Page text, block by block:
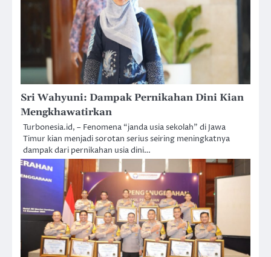
Sri Wahyuni: Dampak Pernikahan Dini Kian
Mengkhawatirkan
Turbonesia.id, – Fenomena “janda usia sekolah” di Jawa
Timur kian menjadi sorotan serius seiring meningkatnya
dampak dari pernikahan usia dini…